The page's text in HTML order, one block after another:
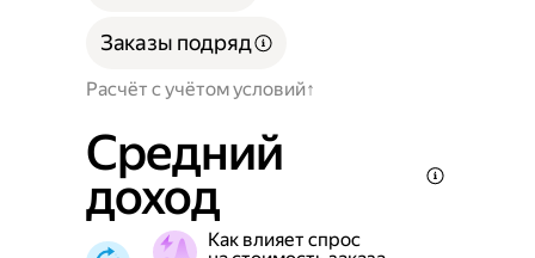
Расчёт с учётом условий
Заказы подряд
Средний
доход
Как влияет спрос